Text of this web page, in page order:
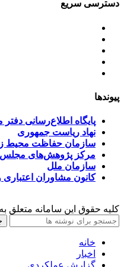
دسترسی سریع
پیوندها
پایگاه اطلاع‌رسانی
نهاد ریاست جمهوری
سازمان حفاظت محیط
مرکز پژوهش‌های مجلس
سازمان ملل
کانون مشاوران
کلیه حقوق این سامانه
خانه
اخبار
گزارش عملکردی